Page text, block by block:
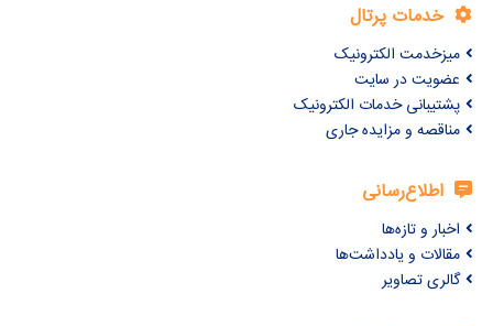
خدمات پرتال
میزخدمت الکترونیک
عضویت در سایت
پشتیبانی خدمات الکترونیک
مناقصه و مزایده جاری
اطلاع‌رسانی
اخبار و تازه‌ها
مقالات و یادداشت‌ها
گالری تصاویر